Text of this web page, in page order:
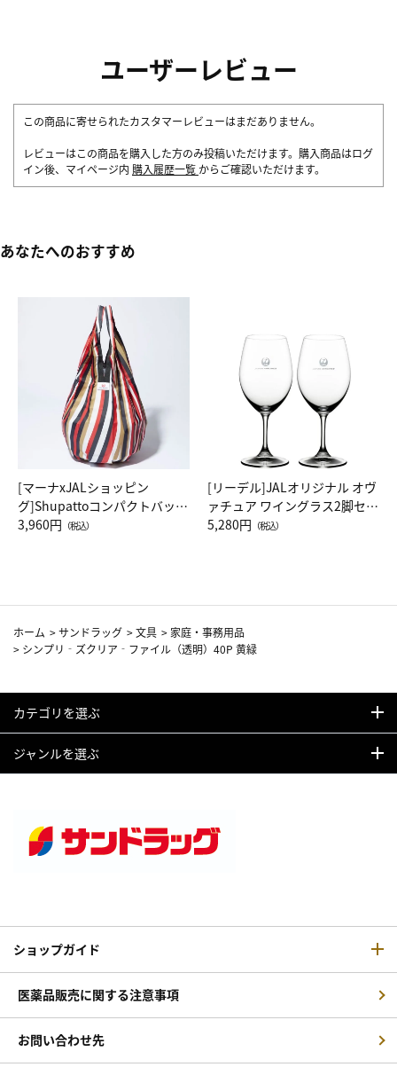
ユーザーレビュー
この商品に寄せられたカスタマーレビューはまだありません。
レビューはこの商品を購入した方のみ投稿いただけます。購入商品はログ
イン後、マイページ内 購入履歴一覧 からご確認いただけます。
あなたへのおすすめ
[マーナxJALショッピン
グ]Shupattoコンパクトバッグ
Drop JAL客室乗務員（LC）ス
3,960円 （税込）
[リーデル]JALオリジナル オヴ
ァチュア ワイングラス2脚セッ
ト（レッドワイン）
5,280円 （税込）
ホーム >サンドラッグ >文具 > 家庭・事務用品
> シンプリ‐ズクリア‐ファイル（透明）40P 黄緑
カテゴリを選ぶ
ジャンルを選ぶ
ショップガイド
医薬品販売に関する注意事項
お問い合わせ先